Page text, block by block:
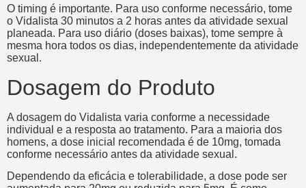
O timing é importante. Para uso conforme necessário, tome
o Vidalista 30 minutos a 2 horas antes da atividade sexual
planeada. Para uso diário (doses baixas), tome sempre à
mesma hora todos os dias, independentemente da atividade
sexual.
Dosagem do Produto
A dosagem do Vidalista varia conforme a necessidade
individual e a resposta ao tratamento. Para a maioria dos
homens, a dose inicial recomendada é de 10mg, tomada
conforme necessário antes da atividade sexual.
Dependendo da eficácia e tolerabilidade, a dose pode ser